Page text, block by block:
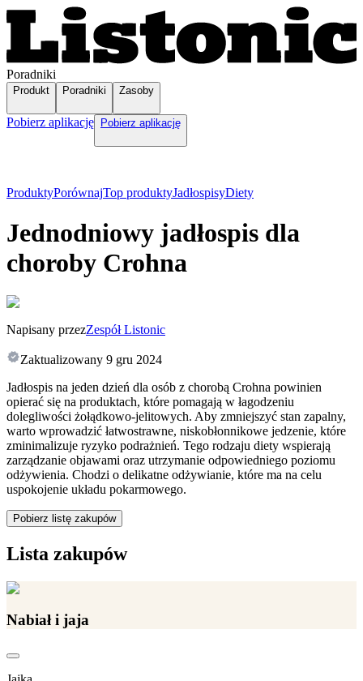
Poradniki
Produkt Poradniki Zasoby
Pobierz aplikację Pobierz aplikację
ProduktyPorównajTop produktyJadłospisyDiety
Jednodniowy jadłospis dla
choroby Crohna
Napisany przezZespół Listonic
Zaktualizowany 9 gru 2024
Jadłospis na jeden dzień dla osób z chorobą Crohna powinien
opierać się na produktach, które pomagają w łagodzeniu
dolegliwości żołądkowo-jelitowych. Aby zmniejszyć stan zapalny,
warto wprowadzić łatwostrawne, niskobłonnikowe jedzenie, które
zminimalizuje ryzyko podrażnień. Tego rodzaju diety wspierają
zarządzanie objawami oraz utrzymanie odpowiedniego poziomu
odżywienia. Chodzi o delikatne odżywianie, które ma na celu
uspokojenie układu pokarmowego.
Pobierz listę zakupów
Lista zakupów
Nabiał i jaja